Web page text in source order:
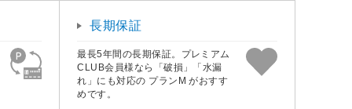
長期保証
最長5年間の長期保証。プレミアム
CLUB会員様なら「破損」「水漏
れ」にも対応の プランM がおすす
めです。